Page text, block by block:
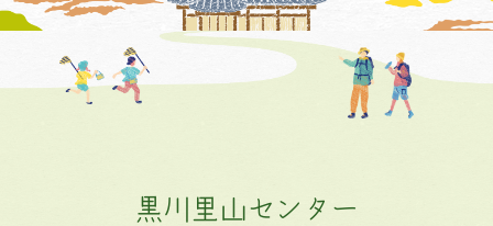
黒川里山センター